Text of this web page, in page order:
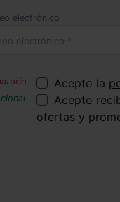
electrónico
Acepto la
Acepto
ofertas y